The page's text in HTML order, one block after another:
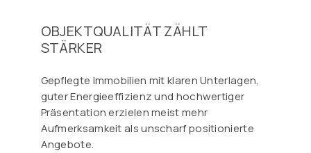
OBJEKTQUALITÄT ZÄHLT
STÄRKER
Gepflegte Immobilien mit klaren Unterlagen,
guter Energieeffizienz und hochwertiger
Präsentation erzielen meist mehr
Aufmerksamkeit als unscharf positionierte
Angebote.